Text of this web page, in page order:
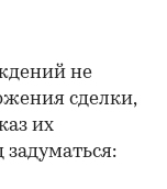
не
сделки,
их